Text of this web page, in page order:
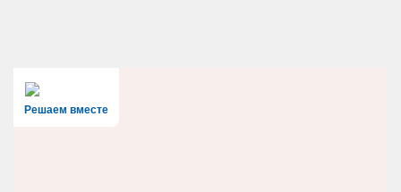
Решаем вместе